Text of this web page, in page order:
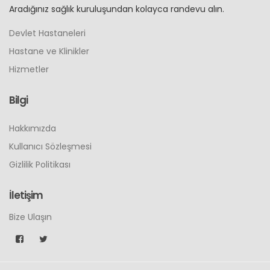
Aradığınız sağlık kuruluşundan kolayca randevu alın.
Devlet Hastaneleri
Hastane ve Klinikler
Hizmetler
Bilgi
Hakkımızda
Kullanıcı Sözleşmesi
Gizlilik Politikası
İletişim
Bize Ulaşın